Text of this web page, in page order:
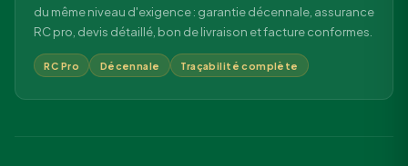
du même niveau d'exigence : garantie décennale, assurance
RC pro, devis détaillé, bon de livraison et facture conformes.
RC Pro Décennale Traçabilité complète